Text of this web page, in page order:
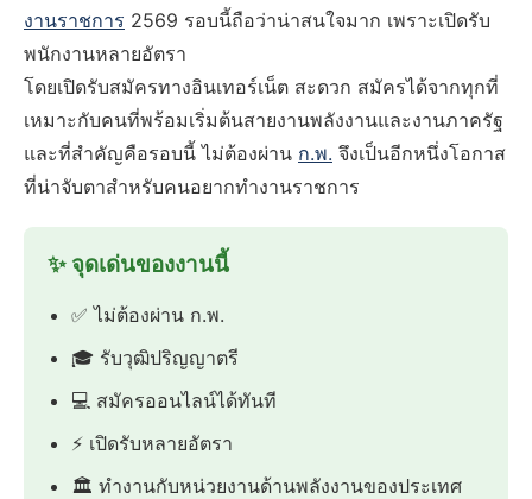
งานราชการ 2569 รอบนี้ถือว่าน่าสนใจมาก เพราะเปิดรับ
พนักงานหลายอัตรา
โดยเปิดรับสมัครทางอินเทอร์เน็ต สะดวก สมัครได้จากทุกที่
เหมาะกับคนที่พร้อมเริ่มต้นสายงานพลังงานและงานภาครัฐ
และที่สำคัญคือรอบนี้ ไม่ต้องผ่าน ก.พ. จึงเป็นอีกหนึ่งโอกาส
ที่น่าจับตาสำหรับคนอยากทำงานราชการ
✨ จุดเด่นของงานนี้
✅ ไม่ต้องผ่าน ก.พ.
🎓 รับวุฒิปริญญาตรี
💻 สมัครออนไลน์ได้ทันที
⚡ เปิดรับหลายอัตรา
🏛️ ทำงานกับหน่วยงานด้านพลังงานของประเทศ